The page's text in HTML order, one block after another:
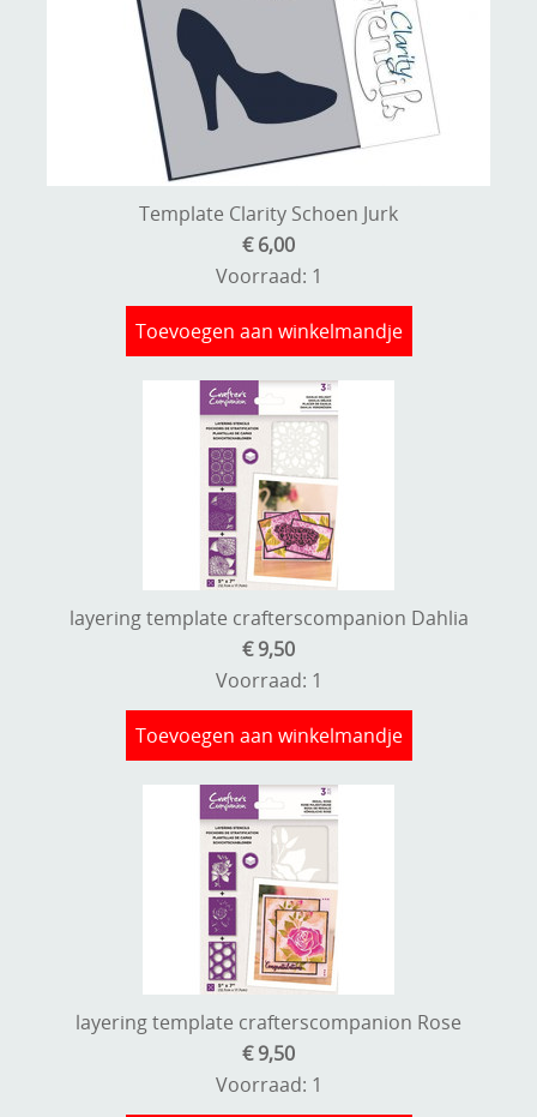
Template Clarity Schoen Jurk
€ 6,00
Voorraad: 1
Toevoegen aan winkelmandje
layering template crafterscompanion Dahlia
€ 9,50
Voorraad: 1
Toevoegen aan winkelmandje
layering template crafterscompanion Rose
€ 9,50
Voorraad: 1